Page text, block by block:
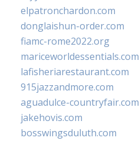
elpatronchardon.com
donglaishun-order.com
fiamc-rome2022.org
mariceworldessentials.com
lafisheriarestaurant.com
915jazzandmore.com
aguadulce-countryfair.com
jakehovis.com
bosswingsduluth.com